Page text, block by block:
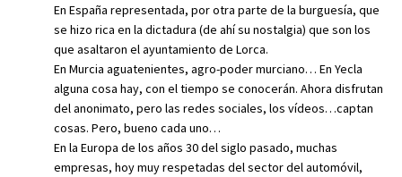
En España representada, por otra parte de la burguesía, que
se hizo rica en la dictadura (de ahí su nostalgia) que son los
que asaltaron el ayuntamiento de Lorca.
En Murcia aguatenientes, agro-poder murciano… En Yecla
alguna cosa hay, con el tiempo se conocerán. Ahora disfrutan
del anonimato, pero las redes sociales, los vídeos…captan
cosas. Pero, bueno cada uno…
En la Europa de los años 30 del siglo pasado, muchas
empresas, hoy muy respetadas del sector del automóvil,